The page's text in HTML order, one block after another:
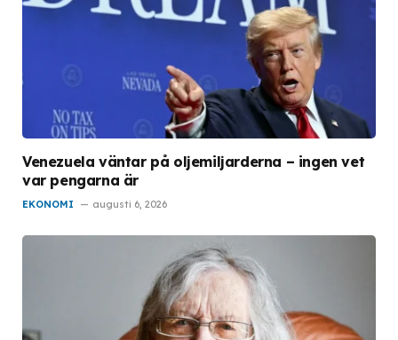
Venezuela väntar på oljemiljarderna – ingen vet
var pengarna är
EKONOMI augusti 6, 2026